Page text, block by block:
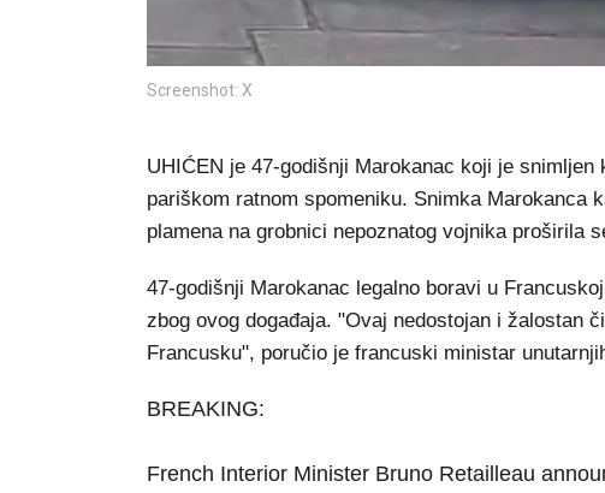
Screenshot: X
UHIĆEN je 47-godišnji Marokanac koji je
pariškom ratnom spomeniku. Snimka Marokanca
plamena na grobnici nepoznatog vojnika proširila
47-godišnji Marokanac legalno boravi u
zbog ovog događaja. "Ovaj nedostojan i žalostan
Francusku", poručio je francuski ministar
BREAKING:
French Interior Minister Bruno Retailleau